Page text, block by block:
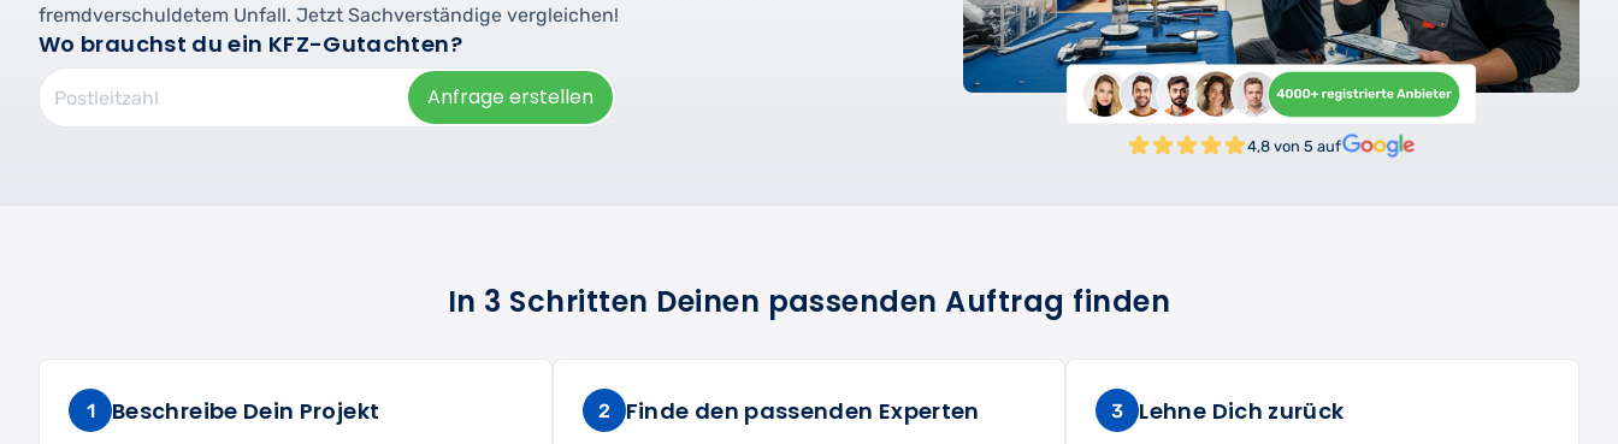
fremdverschuldetem Unfall. Jetzt Sachverständige vergleichen!
Wo brauchst du ein KFZ-Gutachten?
Anfrage erstellen
4,8 von 5 auf
In 3 Schritten Deinen passenden Auftrag finden
1 Beschreibe Dein Projekt 2 Finde den passenden Experten 3 Lehne Dich zurück